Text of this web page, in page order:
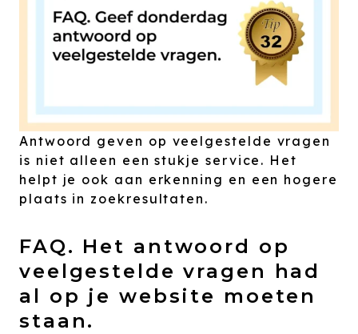
Antwoord geven op veelgestelde vragen
is niet alleen een stukje service. Het
helpt je ook aan erkenning en een hogere
plaats in zoekresultaten.
FAQ. Het antwoord op
veelgestelde vragen had
al op je website moeten
staan.